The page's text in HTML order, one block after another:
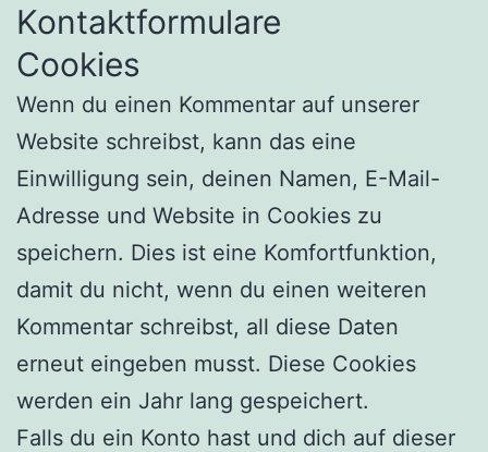
Kontaktformulare
Cookies
Wenn du einen Kommentar auf unserer
Website schreibst, kann das eine
Einwilligung sein, deinen Namen, E-Mail-
Adresse und Website in Cookies zu
speichern. Dies ist eine Komfortfunktion,
damit du nicht, wenn du einen weiteren
Kommentar schreibst, all diese Daten
erneut eingeben musst. Diese Cookies
werden ein Jahr lang gespeichert.
Falls du ein Konto hast und dich auf dieser